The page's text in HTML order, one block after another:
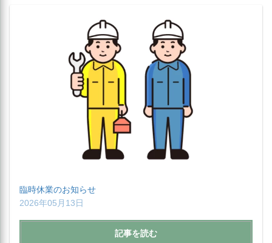
臨時休業のお知らせ
2026年05月13日
記事を読む